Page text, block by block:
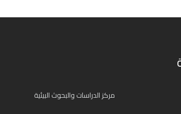
مركز الدراسات والبحوث البيئية